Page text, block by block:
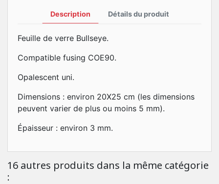
Description Détails du produit
Feuille de verre Bullseye.
Compatible fusing COE90.
Opalescent uni.
Dimensions : environ 20X25 cm (les dimensions
peuvent varier de plus ou moins 5 mm).
Épaisseur : environ 3 mm.
16 autres produits dans la même catégorie
: